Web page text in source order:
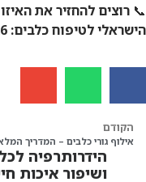
📞 רוצים להחזיר את
הישראלי לטיפוח כלבים: 052-2503526
הקודם
הידרותרפיה
ושיפור איכות